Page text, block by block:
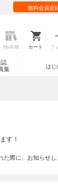
無料会員登
My本棚 カート フ
集
はじ
す！
際に、お知らせし